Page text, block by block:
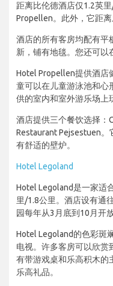
距离比伦德酒店仅1.2英
Propellen。此外，它距离
酒店的所有客房均配有平
新，铺有地毯。您还可以
Hotel Propellen提供酒店
童可以在儿童游泳池和心
供的室内和室外游乐场上
酒店提供三个餐饮选择：
Restaurant Pejsestuen
有舒适的壁炉。
Hotel Legoland
Hotel Legoland是一家适
里/1.8公里。酒店设有通
园每年从3月底到10月开放
Hotel Legoland的色彩斑
电视。许多客房可以欣赏
有带游戏桌和乐高积木的
乐高礼品。